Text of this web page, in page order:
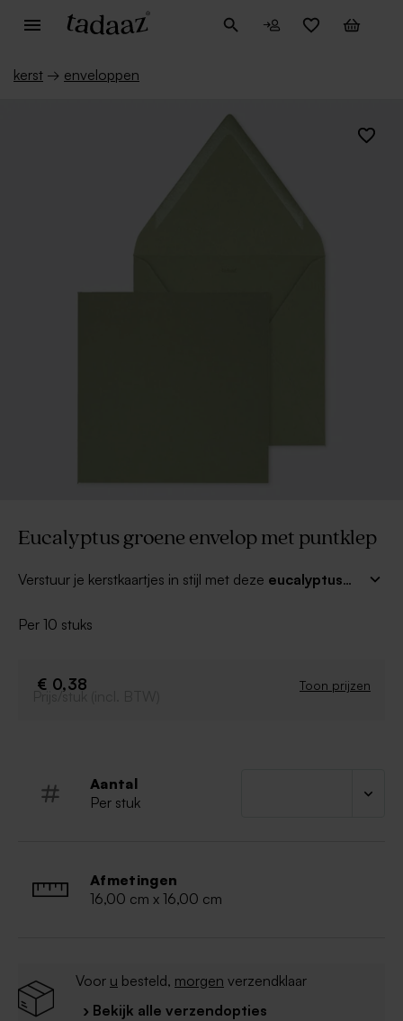
kerst → enveloppen
Eucalyptus groene envelop met puntklep
Verstuur je kerstkaartjes in stijl met deze eucalyptus
mooi adresetiket of een leuke sluitzegel voor een
Per 10 stuks
€ 0,38 Toon prijzen
Prijs/stuk (incl. BTW)
Aantal
Per stuk
Afmetingen
16,00 cm x 16,00 cm
Voor u besteld, morgen verzendklaar
› Bekijk alle verzendopties